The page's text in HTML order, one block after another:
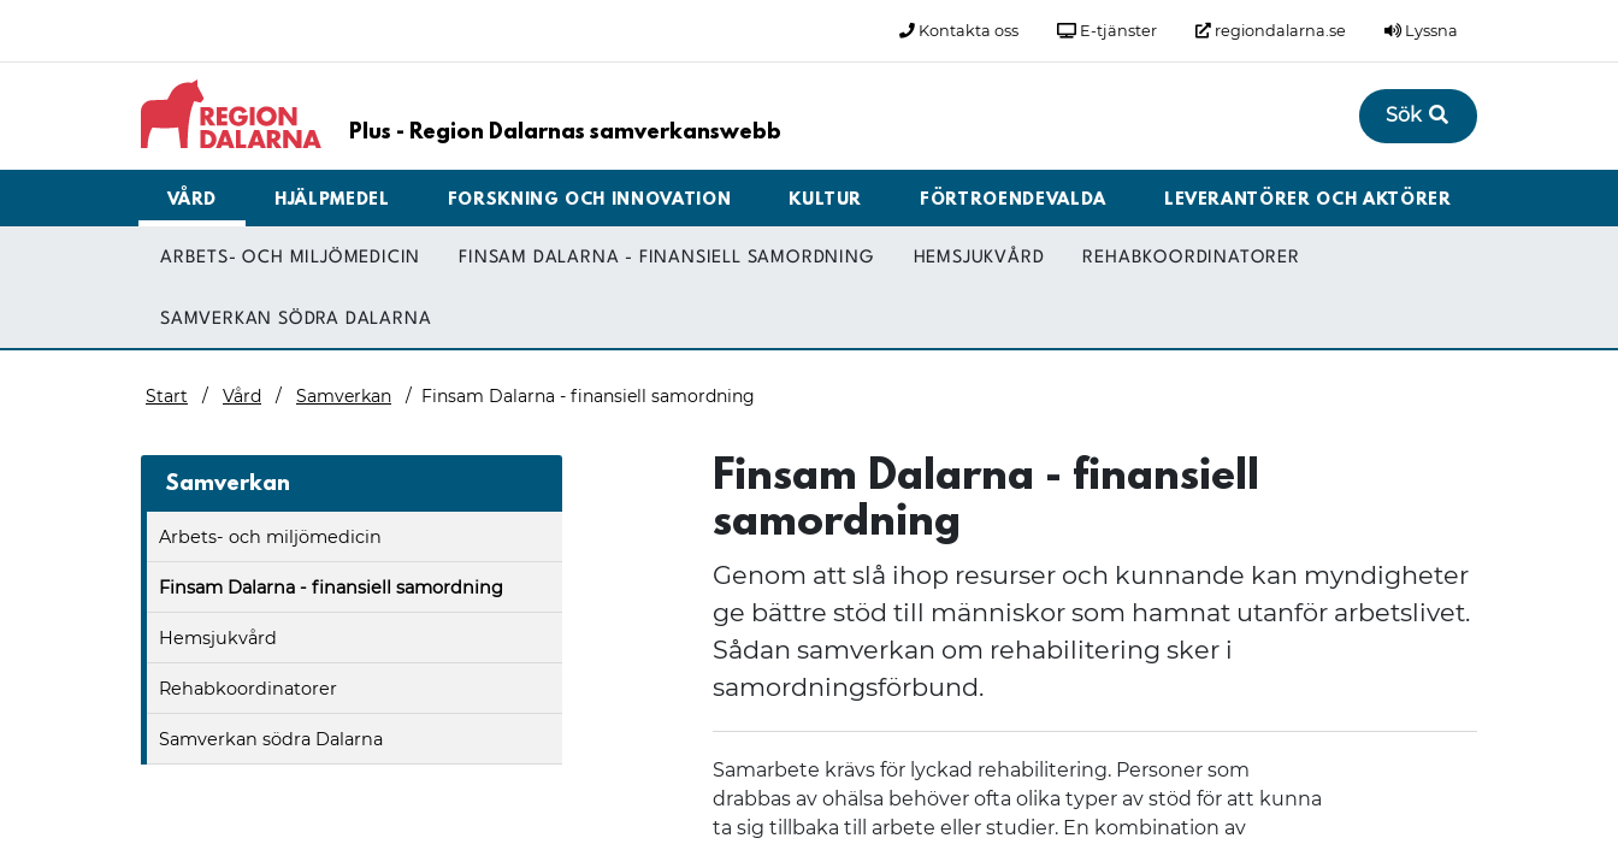
Kontakta oss E-tjänster regiondalarna.se Lyssna
Plus - Region Dalarnas samverkanswebb
Sök
VÅRD HJÄLPMEDEL FORSKNING OCH INNOVATION KULTUR FÖRTROENDEVALDA LEVERANTÖRER OCH AKTÖRER
ARBETS- OCH MILJÖMEDICIN FINSAM DALARNA - FINANSIELL SAMORDNING HEMSJUKVÅRD REHABKOORDINATORER
SAMVERKAN SÖDRA DALARNA
Start Vård Samverkan Finsam Dalarna - finansiell samordning
Samverkan
Arbets- och miljömedicin
Finsam Dalarna - finansiell samordning
Hemsjukvård
Rehabkoordinatorer
Samverkan södra Dalarna
Finsam Dalarna - finansiell
samordning
Genom att slå ihop resurser och kunnande kan myndigheter
ge bättre stöd till människor som hamnat utanför arbetslivet.
Sådan samverkan om rehabilitering sker i
samordningsförbund.
Samarbete krävs för lyckad rehabilitering. Personer som
drabbas av ohälsa behöver ofta olika typer av stöd för att kunna
ta sig tillbaka till arbete eller studier. En kombination av